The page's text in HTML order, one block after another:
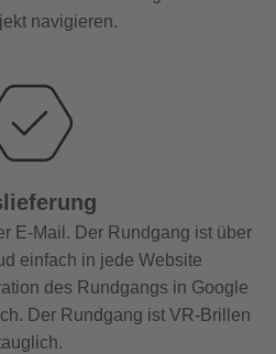
navigieren.
E-Mail. Der Rundgang ist über
einfach in jede Website
des Rundgangs in Google
Der Rundgang ist VR-Brillen